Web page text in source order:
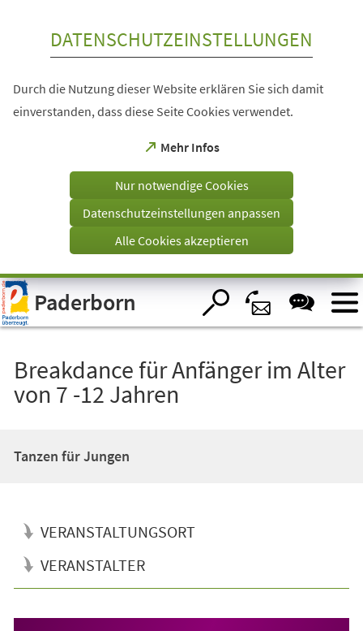
Visuelle
Assistenzsoftware
öffnen.
DATENSCHUTZEINSTELLUNGEN
Durch die Nutzung dieser Website erklären Sie sich damit
einverstanden, dass diese Seite Cookies verwendet.
Mehr Infos
(Öffnet
einem
Tab)
Nur notwendige Cookies
Datenschutzeinstellungen anpassen
Alle Cookies akzeptieren
Paderborn
Breakdance für Anfänger im Alter
von 7 -12 Jahren
Tanzen für Jungen
VERANSTALTUNGSORT
VERANSTALTER